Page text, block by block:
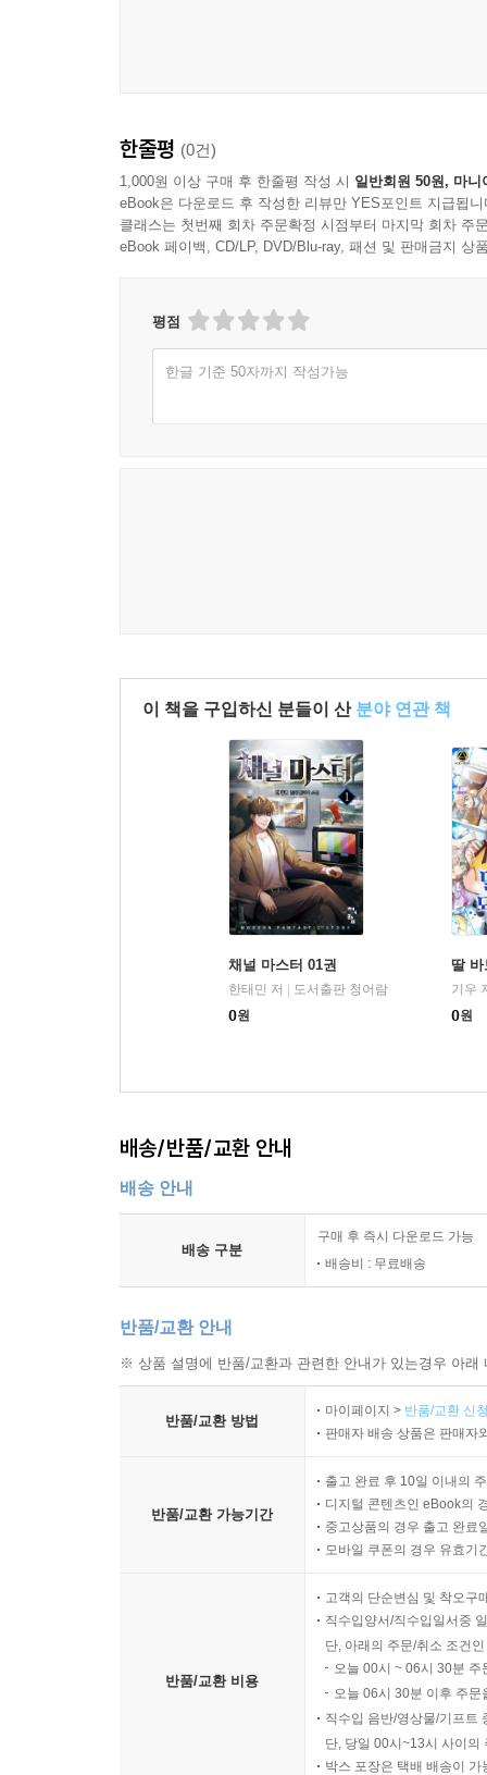
한줄평 (0건)
1,000원 이상 구매 후 한줄평 작성 시 일반회원 50원, 마니
eBook은 다운로드 후 작성한 리뷰만 YES포인트 지급됩니
클래스는 첫번째 회차 주문확정 시점부터 마지막 회차 주
eBook 페이백, CD/LP, DVD/Blu-ray, 패션 및 판매금지 상
평점
한글 기준 50자까지 작성가능
이 책을 구입하신 분들이 산 분야 연관 책
채널 마스터 01권
한태민 저 | 도서출판 청어람
0원
딸 바
기우
0원
배송/반품/교환 안내
배송 안내
배송 구분
구매 후 즉시 다운로드 가능
배송비 : 무료배송
반품/교환 안내
※ 상품 설명에 반품/교환과 관련한 안내가 있는경우 아
반품/교환 방법
마이페이지 > 반품/교환 신
판매자 배송 상품은 판매자
반품/교환 가능기간
출고 완료 후 10일 이내의
디지털 콘텐츠인 eBook의
중고상품의 경우 출고 완료
모바일 쿠폰의 경우 유효기
반품/교환 비용
고객의 단순변심 및 착오구
직수입양서/직수입일서중
단, 아래의 주문/취소 조건
오늘 00시 ~ 06시 30분
오늘 06시 30분 이후 주
직수입 음반/영상물/기프트
단, 당일 00시~13시 사이의
박스 포장은 택배 배송이